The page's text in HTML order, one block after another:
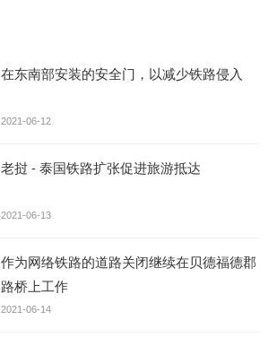
在东南部安装的安全门，以减少铁路侵入
2021-06-12
老挝 - 泰国铁路扩张促进旅游抵达
2021-06-13
作为网络铁路的道路关闭继续在贝德福德郡
路桥上工作
2021-06-14